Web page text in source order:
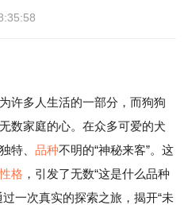
多人生活的一部分，而狗狗
数家庭的心。在众多可爱的犬
特、 品种不明的“神秘来客”。这
性格 ，引发了无数“这是什么品种
一次真实的探索之旅，揭开“未